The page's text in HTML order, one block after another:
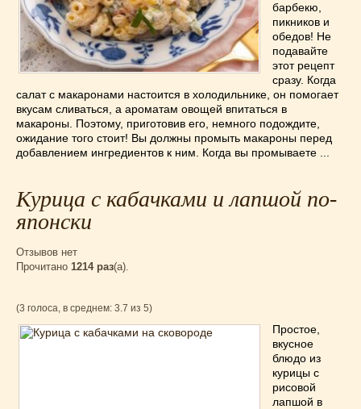
Немецкая кухня(10)
Необычные(49)
Низкокалорийные(33)
Новогодние(57)
Новости(54)
О жизни(25)
Овощи(98)
Пасхальные(17)
Пироги(55)
Польская кухня
Праздничные блюда
Русская кухня(81)
Рыба(45)
барбекю,
пикников и
обедов! Не
подавайте
этот рецепт
сразу. Когда
салат с макаронами настоится в холодильнике, он помогает
вкусам сливаться, а ароматам овощей впитаться в
макароны. Поэтому, приготовив его, немного подождите,
ожидание того стоит! Вы должны промыть макароны перед
добавлением ингредиентов к ним. Когда вы промываете ...
Курица с кабачками и лапшой по-
японски
Отзывов нет
Прочитано 1214 раз(a).
(3 голоса, в среднем: 3.7 из 5)
Простое,
вкусное
блюдо из
курицы с
рисовой
лапшой в